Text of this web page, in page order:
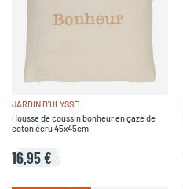
JARDIN D'ULYSSE
Housse de coussin bonheur en gaze de
coton écru 45x45cm
16,95 €